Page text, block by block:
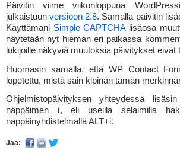
Päivitin viime viikonloppuna
julkaistuunversioon 2.8. Samalla päivitin
Käyttämäni Simple CAPTCHA-lisäosa
näytetään nyt hieman eri paikassa
lukijoille näkyviä muutoksia päivitykset eivät
Huomasin samalla, että WP Contact
lopetettu, mistä sain kipinän tämän
Ohjelmistopäivityksen yhteydessä
näppäimen i, eli useilla selaimilla
näppäinyhdistelmällä ALT+i.
Jaa: